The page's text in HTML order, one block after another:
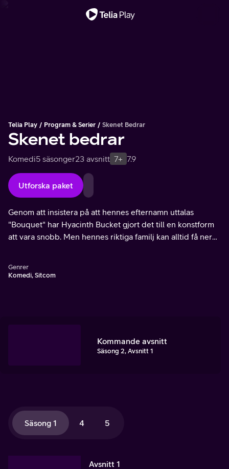
Telia Play Program & Serier Skenet Bedrar
Skenet bedrar
Komedi5 säsonger23 avsnitt 7+ 7.9
Utforska paket
Genom att insistera på att hennes efternamn uttalas
"Bouquet" har Hyacinth Bucket gjort det till en konstform
att vara snobb. Men hennes riktiga familj kan alltid få ner
Genrer
Komedi, Sitcom
Kommande avsnitt
Säsong 2, Avsnitt 1
Säsong 1 4 5
Avsnitt 1